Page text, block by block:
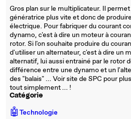
Gros plan sur le multiplicateur. Il
génératrice plus vite et donc de
électrique. Pour fabriquer du courant
dynamo, c'est à dire un moteur à
rotor. Si l'on souhaite produire du
d'utiliser un alternateur, c'est à dire un
alternatif, lui aussi entrainé par le rotor
différence entre une dynamo et un
des "balais" ... Voir site de SPC pour
tout simplement ... !
Catégorie
🤖Technologie